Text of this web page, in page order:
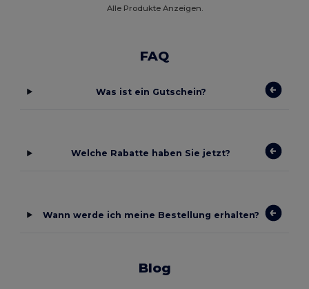
Alle Produkte Anzeigen.
FAQ
Was ist ein Gutschein?
Welche Rabatte haben Sie jetzt?
Wann werde ich meine Bestellung erhalten?
Blog